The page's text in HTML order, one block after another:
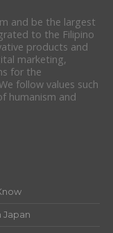
and be the largest
to the Filipino
products and
marketing,
for the
follow values such
humanism and
in Japan